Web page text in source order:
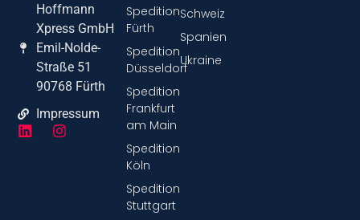
Hoffmann
Xpress GmbH
Emil-Nolde-
Straße 51
90768 Fürth
Impressum
Schweiz
Spanien
Ukraine
Spedition
Fürth
Spedition
Düsseldorf
Spedition
Frankfurt
am Main
Spedition
Köln
Spedition
Stuttgart